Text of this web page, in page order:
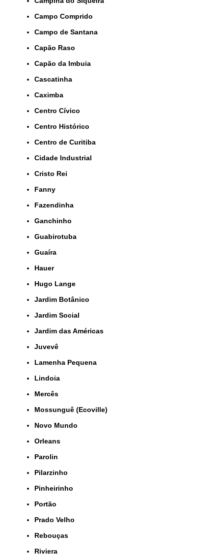
Campo Comprido
Campo de Santana
Capão Raso
Capão da Imbuia
Cascatinha
Caximba
Centro Cívico
Centro Histórico
Centro de Curitiba
Cidade Industrial
Cristo Rei
Fanny
Fazendinha
Ganchinho
Guabirotuba
Guaíra
Hauer
Hugo Lange
Jardim Botânico
Jardim Social
Jardim das Américas
Juvevê
Lamenha Pequena
Lindoia
Mercês
Mossunguê (Ecoville)
Novo Mundo
Orleans
Parolin
Pilarzinho
Pinheirinho
Portão
Prado Velho
Rebouças
Riviera